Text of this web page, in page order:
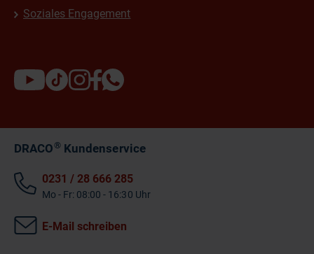
Soziales Engagement
DRACO®Kundenservice
0231 / 28 666 285
Mo - Fr: 08:00 - 16:30 Uhr
E-Mail schreiben